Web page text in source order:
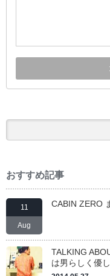
おすすめ記事
11
Aug
CABIN ZERO
TALKING
は男らしく優